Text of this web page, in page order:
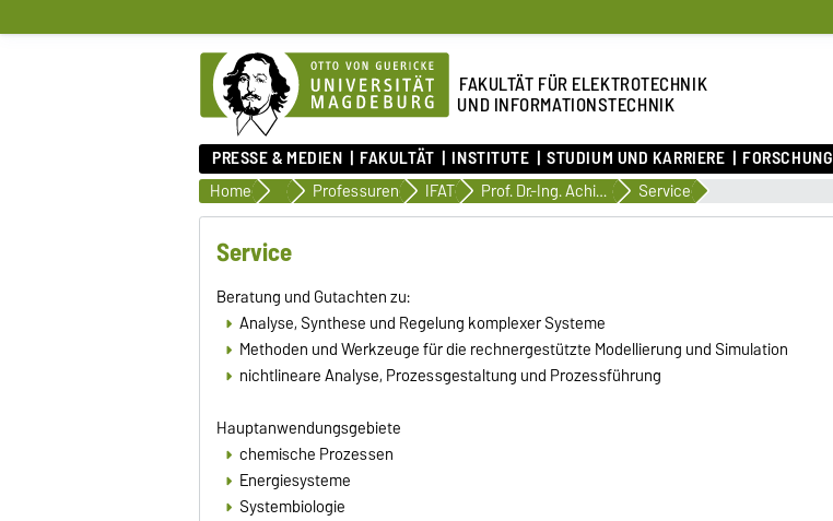
FAKULTÄT FÜR ELEKTROTECHNIK
UND INFORMATIONSTECHNIK
PRESSE & MEDIEN FAKULTÄT INSTITUTE STUDIUM UND KARRIERE FORSCHUNG
Home FakultätProfessuren IFAT Prof. Dr.-Ing. Achim Kienle Service
Service
Beratung und Gutachten zu:
Analyse, Synthese und Regelung komplexer Systeme
Methoden und Werkzeuge für die rechnergestützte Modellierung und Simulation
nichtlineare Analyse, Prozessgestaltung und Prozessführung
Hauptanwendungsgebiete
chemische Prozessen
Energiesysteme
Systembiologie